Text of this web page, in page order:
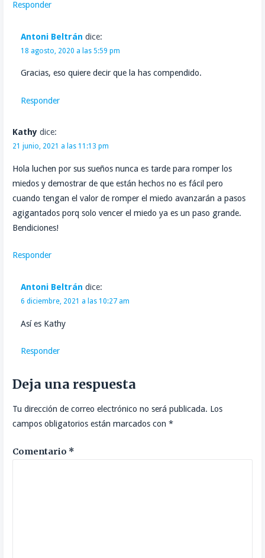
Responder
Antoni Beltrán dice:
18 agosto, 2020 a las 5:59 pm
Gracias, eso quiere decir que la has compendido.
Responder
Kathy dice:
21 junio, 2021 a las 11:13 pm
Hola luchen por sus sueños nunca es tarde para romper los
miedos y demostrar de que están hechos no es fácil pero
cuando tengan el valor de romper el miedo avanzarán a pasos
agigantados porq solo vencer el miedo ya es un paso grande.
Bendiciones!
Responder
Antoni Beltrán dice:
6 diciembre, 2021 a las 10:27 am
Así es Kathy
Responder
Deja una respuesta
Tu dirección de correo electrónico no será publicada. Los
campos obligatorios están marcados con *
Comentario *